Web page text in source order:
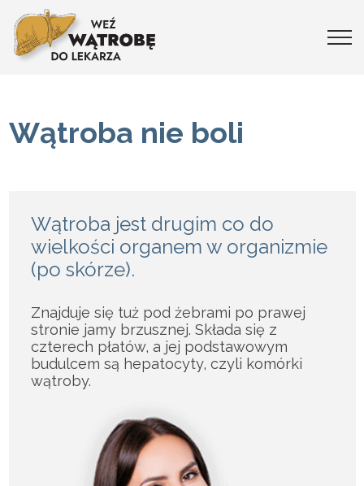
Wątroba nie boli
Wątroba jest drugim co do
wielkości organem w organizmie
(po skórze).
Znajduje się tuż pod żebrami po prawej
stronie jamy brzusznej. Składa się z
czterech płatów, a jej podstawowym
budulcem są hepatocyty, czyli komórki
wątroby.